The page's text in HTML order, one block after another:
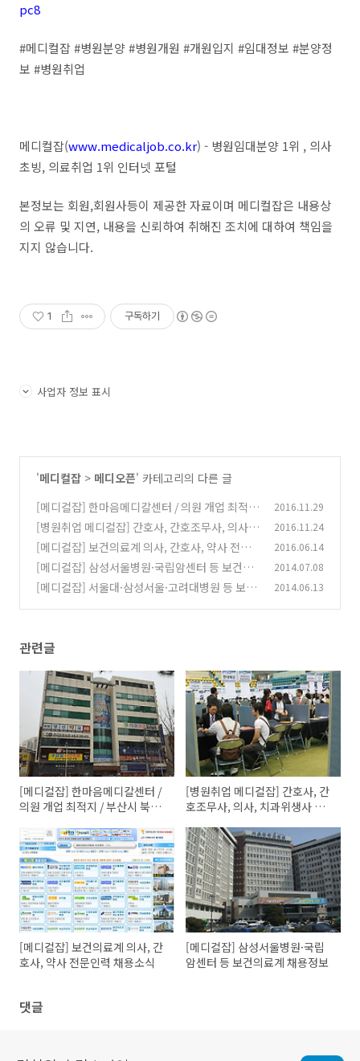
pc8
#메디컬잡 #병원분양 #병원개원 #개원입지 #임대정보 #분양정
보 #병원취업
메디컬잡(www.medicaljob.co.kr) - 병원임대분양 1위 , 의사
초빙, 의료취업 1위 인터넷 포털
본정보는 회원,회원사등이 제공한 자료이며 메디컬잡은 내용상
의 오류 및 지연, 내용을 신뢰하여 취해진 조치에 대하여 책임을
지지 않습니다.
1 구독하기
사업자 정보 표시
'메디컬잡 > 메디오픈' 카테고리의 다른 글
[메디컬잡] 한마음메디칼센터 / 의원 개업 최적지
/ 부산시 북구 화명동 / 임대분양정보 (0)
2016.11.29
[병원취업 메디컬잡] 간호사, 간호조무사, 의사,
치과위생사 채용정보
(0)
2016.11.24
[메디컬잡] 보건의료계 의사, 간호사, 약사 전문
인력 채용소식 (0)
2016.06.14
[메디컬잡] 삼성서울병원·국립암센터 등 보건의
료계 채용정보 (0)
2014.07.08
[메디컬잡] 서울대·삼성서울·고려대병원 등 보
2014.06.13
관련글
[메디컬잡] 한마음메디칼센터 /
의원 개업 최적지 / 부산시 북구
[병원취업 메디컬잡] 간호사, 간
호조무사, 의사, 치과위생사 채
[메디컬잡] 보건의료계 의사, 간
호사, 약사 전문인력 채용소식
[메디컬잡] 삼성서울병원·국립
암센터 등 보건의료계 채용정보
댓글